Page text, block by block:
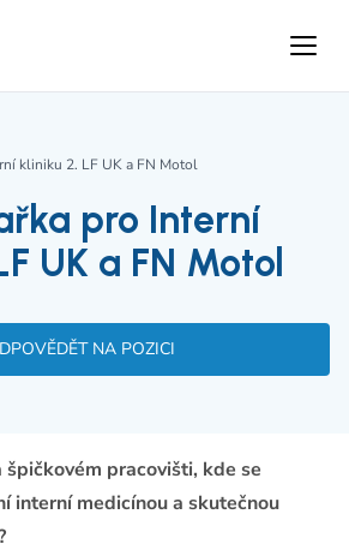
kliniku 2. LF UK a FN Motol
pro Interní
UK a FN Motol
NA POZICI
špičkovém pracovišti, kde se
interní medicínou a skutečnou